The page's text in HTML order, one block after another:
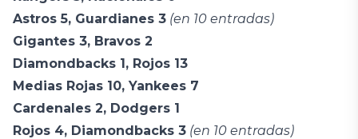
Astros 5, Guardianes 3 (en 10 entradas)
Gigantes 3, Bravos 2
Diamondbacks 1, Rojos 13
Medias Rojas 10, Yankees 7
Cardenales 2, Dodgers 1
Rojos 4, Diamondbacks 3 (en 10 entradas)